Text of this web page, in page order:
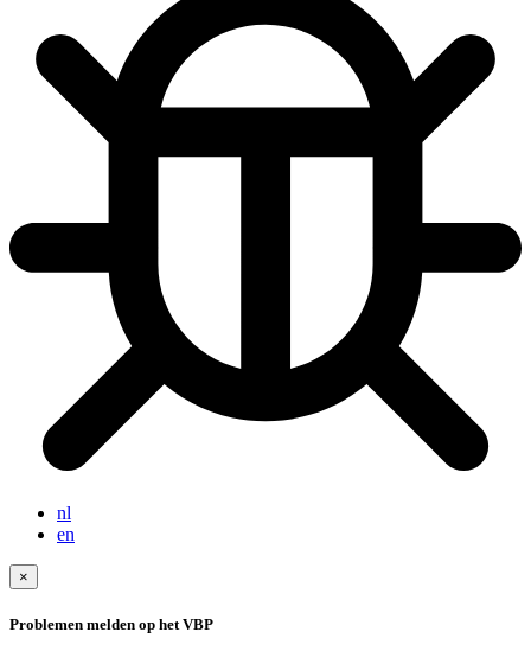
nl
en
×
Problemen melden op het VBP